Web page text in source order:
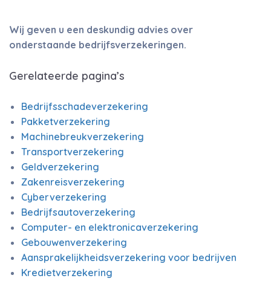
Wij geven u een deskundig advies over
onderstaande bedrijfsverzekeringen.
Gerelateerde pagina’s
Bedrijfsschadeverzekering
Pakketverzekering
Machinebreukverzekering
Transportverzekering
Geldverzekering
Zakenreisverzekering
Cyberverzekering
Bedrijfsautoverzekering
Computer- en elektronicaverzekering
Gebouwenverzekering
Aansprakelijkheidsverzekering voor bedrijven
Kredietverzekering